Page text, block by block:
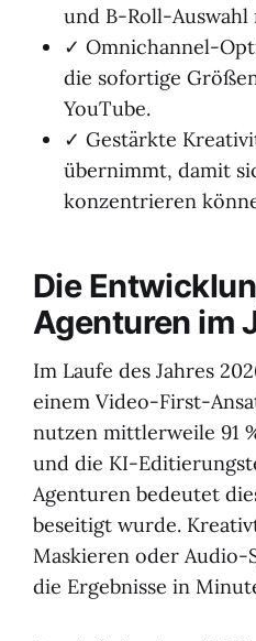
und B-Roll-
✓ Omnichannel-
die sofortige
YouTube.
✓ Gestärkte
übernimmt, damit
konzentrieren
Die
Agenturen im
Im Laufe des Jahres
einem Video-First-
nutzen mittlerweile 91
und die KI-
Agenturen bedeutet
beseitigt wurde.
Maskieren oder Audio-
die Ergebnisse in